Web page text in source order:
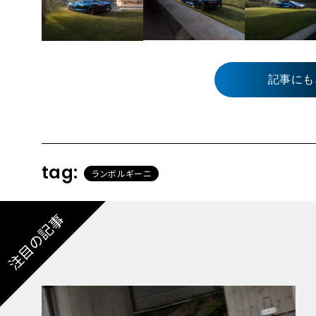
記事に
tag: ランボルギーニ
注目の記事